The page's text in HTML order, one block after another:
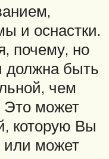
и оснастки.
почему, но
должна быть
чем
Это может
которую Вы
или может